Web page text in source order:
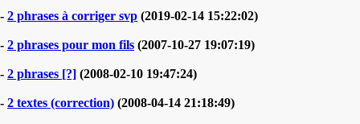
- 2 phrases à corriger svp (2019-02-14 15:22:02)
- 2 phrases pour mon fils (2007-10-27 19:07:19)
- 2 phrases [?] (2008-02-10 19:47:24)
- 2 textes (correction) (2008-04-14 21:18:49)